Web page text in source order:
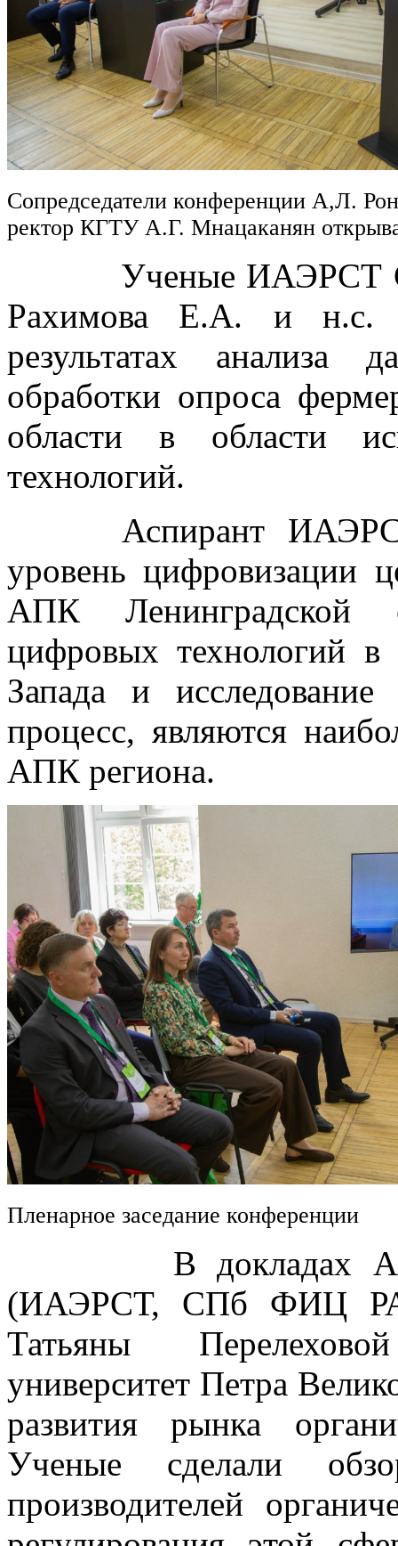
Сопредседатели конференции А,Л.
ректор КГТУ А.Г. Мнацаканян
Ученые ИАЭРСТ
Рахимова Е.А. и н.с.
результатах
обработки опроса
области в области
технологий.
Аспирант ИАЭРСТ
уровень цифровизации
АПК Ленинградской
цифровых технологий
Запада и
процесс, являются
АПК региона.
Пленарное заседание конференции
В докладах
(ИАЭРСТ, СПб ФИЦ
Татьяны
университет Петра
развития рынка
Ученые сделали
производителей